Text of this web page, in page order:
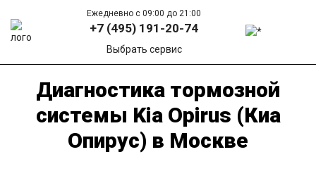
Ежедневно с 09:00 до 21:00
+7 (495) 191-20-74
Выбрать сервис
Диагностика тормозной
системы Kia Opirus (Киа
Опирус) в Москве